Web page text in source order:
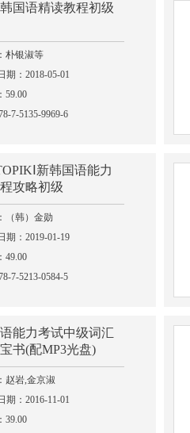
国语精读教程初级
朴银淑等
期：2018-05-01
59.00
7-5135-9969-6
新韩国语能力
攻略初级
（韩）金勋
期：2019-01-19
49.00
7-5213-0584-5
能力考试中级词汇
书(配MP3光盘)
赵岩,金京淑
期：2016-11-01
39.00